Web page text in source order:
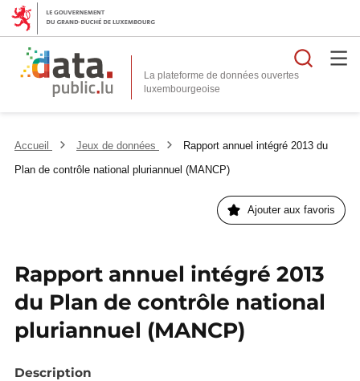
La plateforme de données ouvertes
Accueil Jeux de données
Rapport annuel intégré 2013 du
Plan de contrôle national pluriannuel (MANCP)
Ajouter aux favoris
Rapport annuel intégré 2013
du Plan de contrôle national
pluriannuel (MANCP)
Description